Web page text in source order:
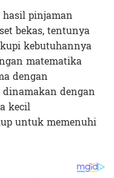
pinjaman
bekas, tentunya
kebutuhannya
matematika
dengan
dengan
kecil
untuk memenuhi